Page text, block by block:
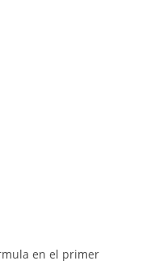
en el primer